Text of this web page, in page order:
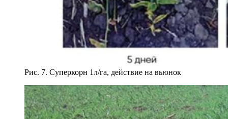
Рис. 7. Суперкорн 1л/га, действие на вьюнок